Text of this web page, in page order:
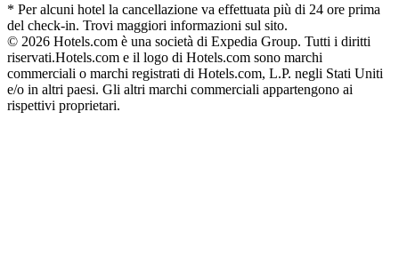
* Per alcuni hotel la cancellazione va effettuata più di 24 ore prima
del check-in. Trovi maggiori informazioni sul sito.
© 2026 Hotels.com è una società di Expedia Group. Tutti i diritti
riservati.Hotels.com e il logo di Hotels.com sono marchi
commerciali o marchi registrati di Hotels.com, L.P. negli Stati Uniti
e/o in altri paesi. Gli altri marchi commerciali appartengono ai
rispettivi proprietari.